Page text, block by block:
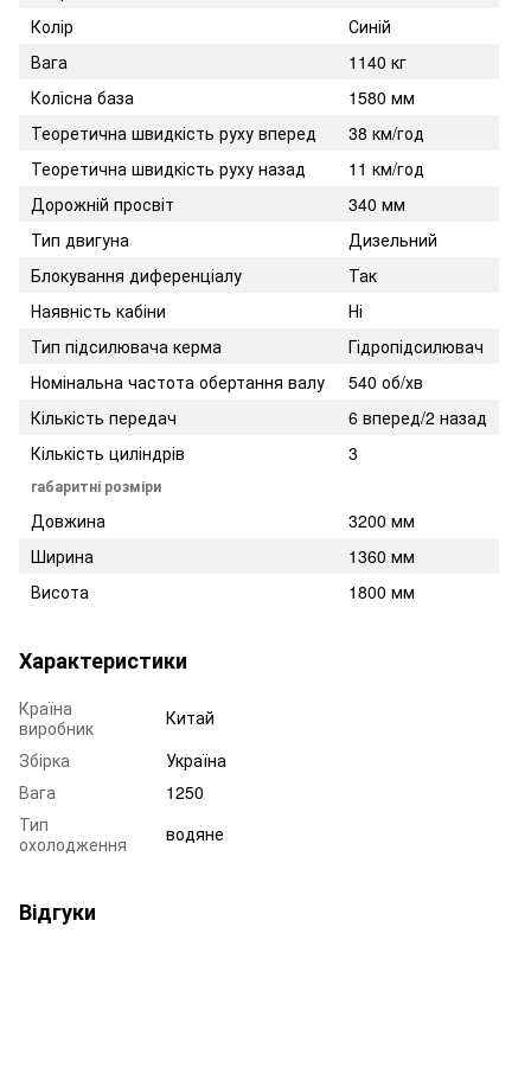
Колір
Синій
Вага
1140 кг
Колісна база
1580 мм
Теоретична швидкість руху вперед
38 км/год
Теоретична швидкість руху назад
11 км/год
Дорожній просвіт
340 мм
Тип двигуна
Дизельний
Блокування диференціалу
Так
Наявність кабіни
Ні
Тип підсилювача керма
Гідропідсилювач
Номінальна частота обертання валу
540 об/хв
Кількість передач
6 вперед/2 назад
Кількість циліндрів
3
габаритні розміри
Довжина
3200 мм
Ширина
1360 мм
Висота
1800 мм
Характеристики
Країна
виробник
Китай
Збірка
Україна
Вага
1250
Тип
охолодження
водяне
Відгуки